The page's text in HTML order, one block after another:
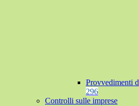
Provvedimenti
296
Controlli sulle imprese